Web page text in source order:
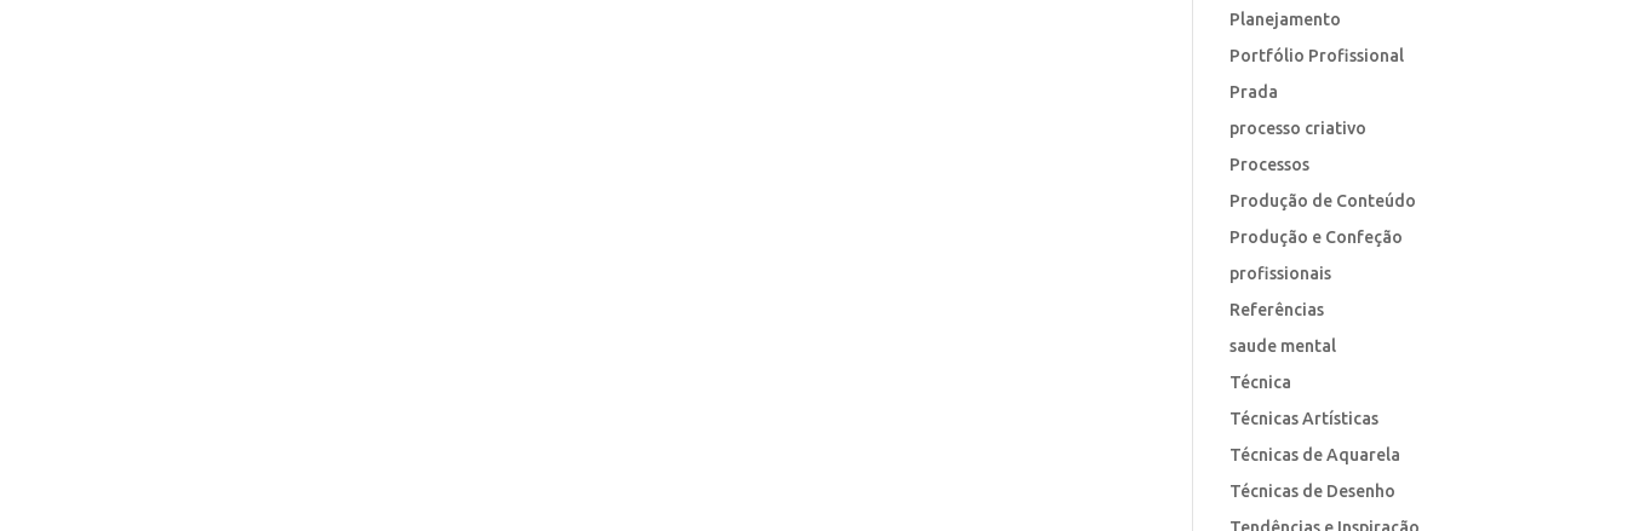
Planejamento
Portfólio Profissional
Prada
processo criativo
Processos
Produção de Conteúdo
Produção e Confeção
profissionais
Referências
saude mental
Técnica
Técnicas Artísticas
Técnicas de Aquarela
Técnicas de Desenho